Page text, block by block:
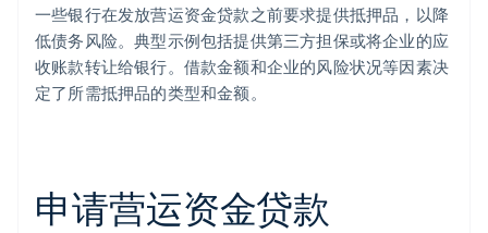
一些银行在发放营运资金贷款之前要求提供抵押品，以降
低债务风险。典型示例包括提供第三方担保或将企业的应
收账款转让给银行。借款金额和企业的风险状况等因素决
定了所需抵押品的类型和金额。
申请营运资金贷款